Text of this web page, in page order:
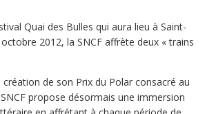
Quai des Bulles qui aura lieu à Saint-
2012, la SNCF affrète deux « trains
création de son Prix du Polar consacré au
propose désormais une immersion